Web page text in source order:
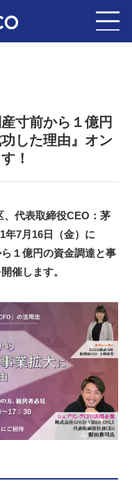
寸前から１億円
した理由』オン
！
代表取締役CEO：茅
年7月16日（金）に
１億円の資金調達と事
催します。